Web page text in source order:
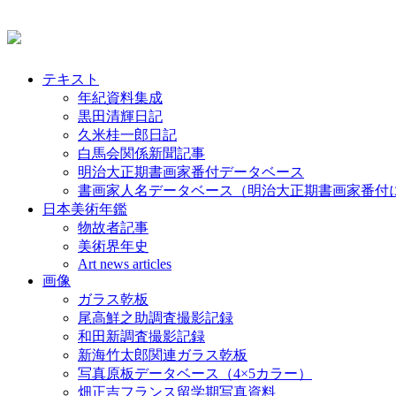
テキスト
年紀資料集成
黒田清輝日記
久米桂一郎日記
白馬会関係新聞記事
明治大正期書画家番付データベース
書画家人名データベース（明治大正期書画家番付
日本美術年鑑
物故者記事
美術界年史
Art news articles
画像
ガラス乾板
尾高鮮之助調査撮影記録
和田新調査撮影記録
新海竹太郎関連ガラス乾板
写真原板データベース（4×5カラー）
畑正吉フランス留学期写真資料